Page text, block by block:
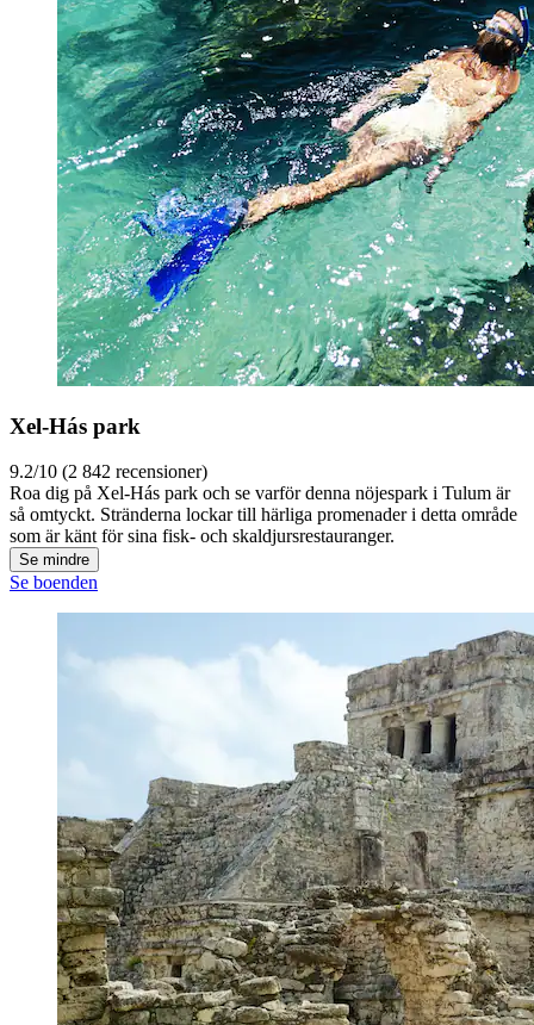
Xel-Hás park
9.2/10 (2 842 recensioner)
Roa dig på Xel-Hás park och se varför denna nöjespark i Tulum är
så omtyckt. Stränderna lockar till härliga promenader i detta område
som är känt för sina fisk- och skaldjursrestauranger.
Se mindre
Se boenden